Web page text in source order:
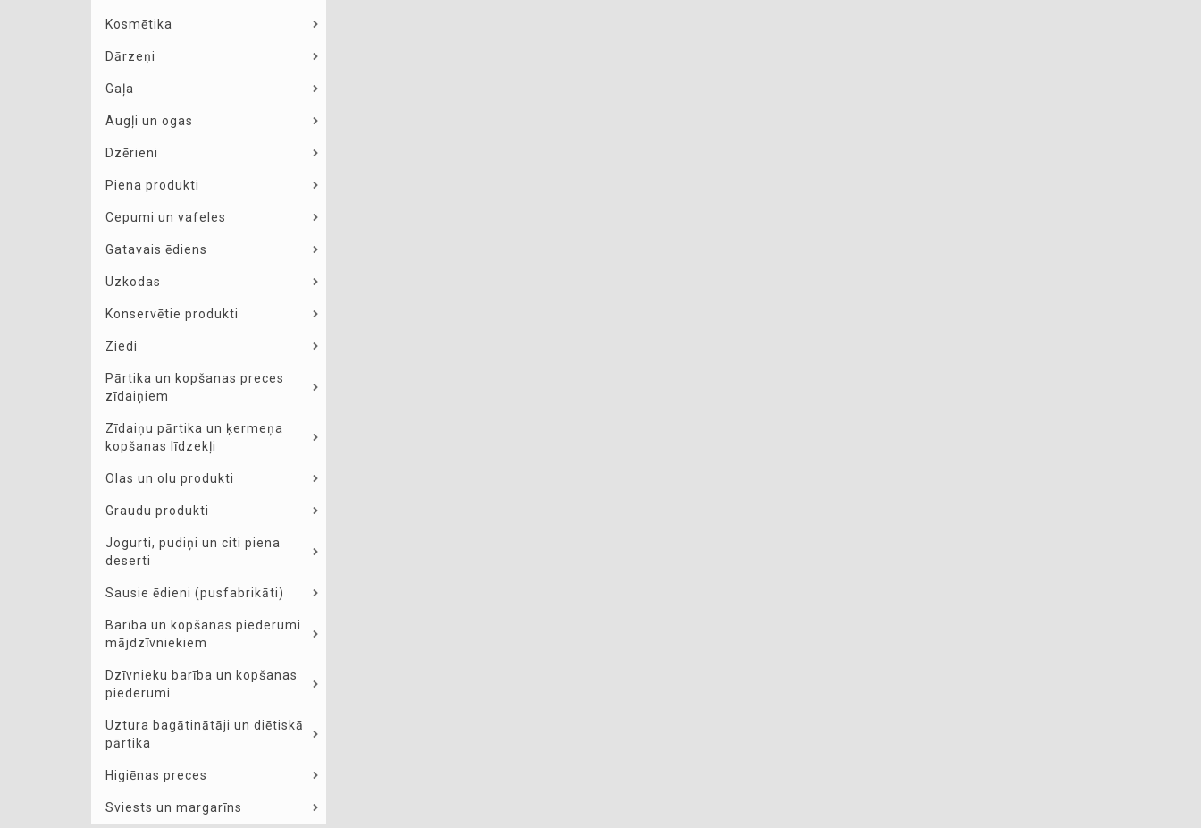
Kosmētika
Dārzeņi
Gaļa
Augļi un ogas
Dzērieni
Piena produkti
Cepumi un vafeles
Gatavais ēdiens
Uzkodas
Konservētie produkti
Ziedi
Pārtika un kopšanas preces
zīdaiņiem
Zīdaiņu pārtika un ķermeņa
kopšanas līdzekļi
Olas un olu produkti
Graudu produkti
Jogurti, pudiņi un citi piena
deserti
Sausie ēdieni (pusfabrikāti)
Barība un kopšanas piederumi
mājdzīvniekiem
Dzīvnieku barība un kopšanas
piederumi
Uztura bagātinātāji un diētiskā
pārtika
Higiēnas preces
Sviests un margarīns